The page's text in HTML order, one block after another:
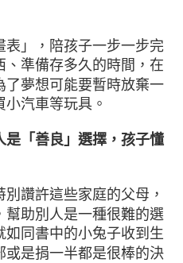
表」，陪孩子一步一步完
、準備存多久的時間，在
了夢想可能要暫時放棄一
汽車等玩具。
是「善良」選擇，孩子懂
讚許這些家庭的父母，
助別人是一種很難的選
同書中的小兔子收到生
或是捐一半都是很棒的決